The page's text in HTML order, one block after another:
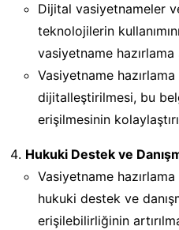
Dijital vasiyetnameler
teknolojilerin
vasiyetname
Vasiyetname
dijitalleştirilmesi, bu
erişilmesinin
Hukuki Destek ve
Vasiyetname
hukuki destek ve
erişilebilirliğinin